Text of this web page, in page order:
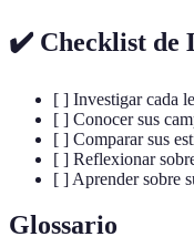
✔️ Checklist de
[ ] Investigar cada
[ ] Conocer sus
[ ] Comparar sus
[ ] Reflexionar
[ ] Aprender sobre
Glossario